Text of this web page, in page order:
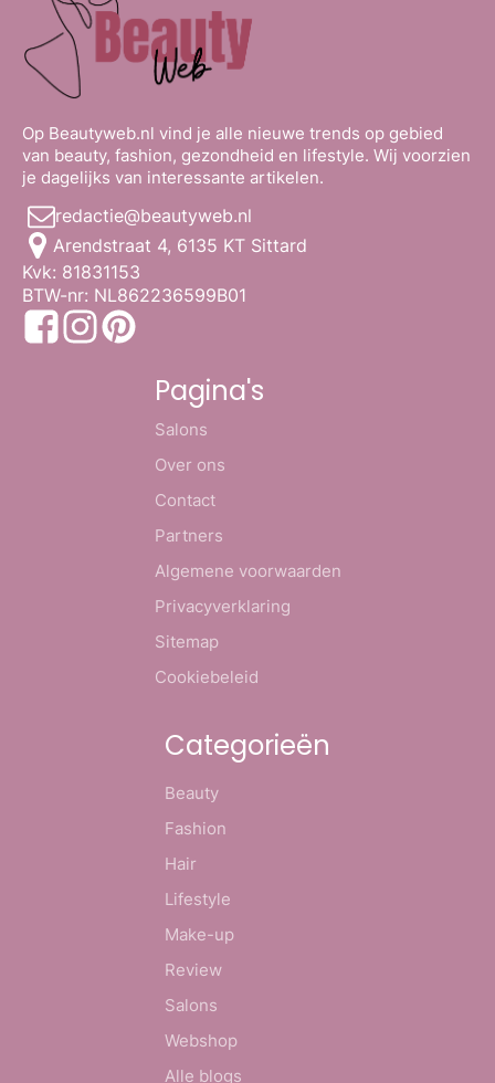
Op Beautyweb.nl vind je alle nieuwe trends op gebied
van beauty, fashion, gezondheid en lifestyle. Wij voorzien
je dagelijks van interessante artikelen.
redactie@beautyweb.nl
Arendstraat 4, 6135 KT Sittard
Kvk: 81831153
BTW-nr: NL862236599B01
Pagina's
Salons
Over ons
Contact
Partners
Algemene voorwaarden
Privacyverklaring
Sitemap
Cookiebeleid
Categorieën
Beauty
Fashion
Hair
Lifestyle
Make-up
Review
Salons
Webshop
Alle blogs